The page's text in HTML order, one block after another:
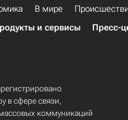
В мире
и сервисы Пресс-
в сфере связи,
коммуникаций